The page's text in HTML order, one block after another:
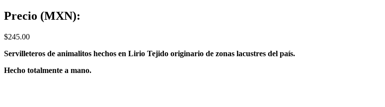
Precio (MXN):
$245.00
Servilleteros de animalitos hechos en Lirio Tejido originario de zonas lacustres del país.
Hecho totalmente a mano.